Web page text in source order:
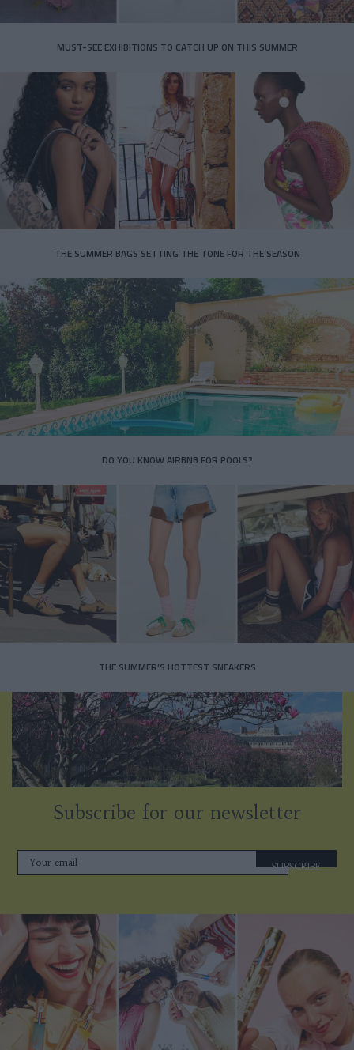
MUST-SEE EXHIBITIONS TO CATCH UP ON THIS SUMMER
THE SUMMER BAGS SETTING THE TONE FOR THE SEASON
DO YOU KNOW AIRBNB FOR POOLS?
THE SUMMER’S HOTTEST SNEAKERS
Subscribe for our newsletter
SUBSCRIBE